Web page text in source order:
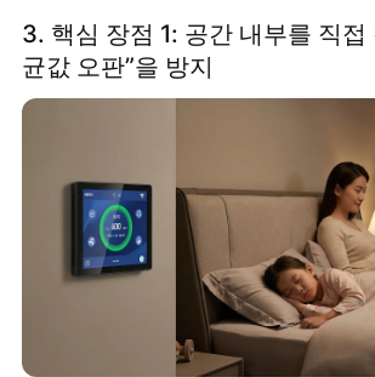
3. 핵심 장점 1: 공간 내부를 직접
균값 오판”을 방지